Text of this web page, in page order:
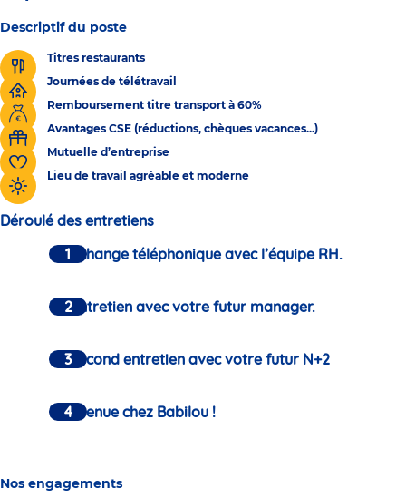
Descriptif du poste
Titres restaurants
Journées de télétravail
Remboursement titre transport à 60%
Avantages CSE (réductions, chèques vacances...)
Mutuelle d’entreprise
Lieu de travail agréable et moderne
Déroulé des entretiens
Un échange téléphonique avec l’équipe RH.
Un entretien avec votre futur manager.
Un second entretien avec votre futur N+2
Bienvenue chez Babilou !
Nos engagements